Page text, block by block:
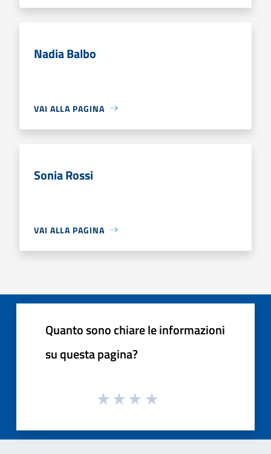
Nadia Balbo
VAI ALLA PAGINA
Sonia Rossi
VAI ALLA PAGINA
Quanto sono chiare le informazioni
su questa pagina?